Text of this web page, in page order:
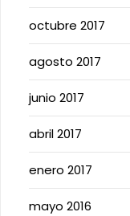
octubre 2017
agosto 2017
junio 2017
abril 2017
enero 2017
mayo 2016